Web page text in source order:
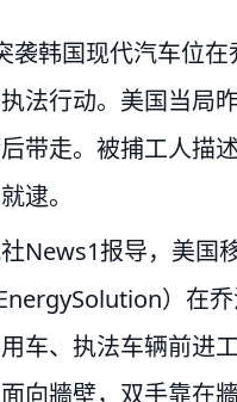
袭韩国现代汽车位
法行动。美国当局
带走。被捕工人描
逮。
News1报导，美国
）在
车、执法车辆前进
向牆壁，双手靠在